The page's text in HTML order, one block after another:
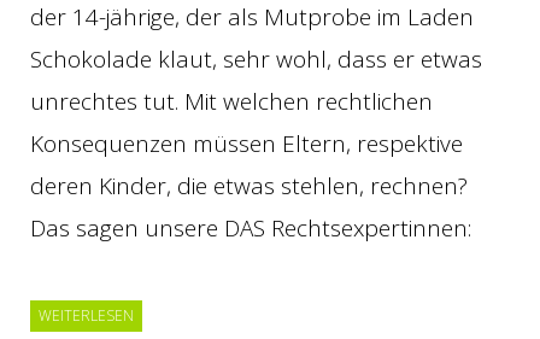
der 14-jährige, der als Mutprobe im Laden
Schokolade klaut, sehr wohl, dass er etwas
unrechtes tut. Mit welchen rechtlichen
Konsequenzen müssen Eltern, respektive
deren Kinder, die etwas stehlen, rechnen?
Das sagen unsere DAS Rechtsexpertinnen:
WEITERLESEN